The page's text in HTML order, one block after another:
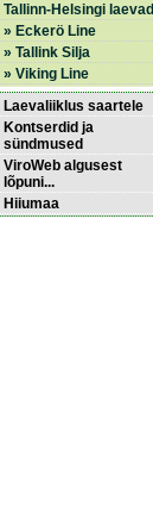
Tallinn-Helsingi laevad
» Eckerö Line
» Tallink Silja
» Viking Line
Laevaliiklus saartele
Kontserdid ja
sündmused
ViroWeb algusest
lõpuni...
Hiiumaa